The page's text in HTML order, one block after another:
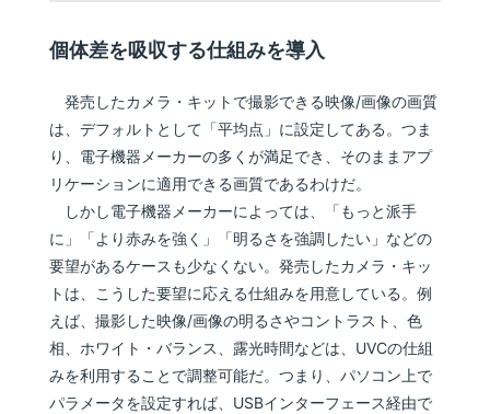
個体差を吸収する仕組みを導入
発売したカメラ・キットで撮影できる映像/画像の画質
は、デフォルトとして「平均点」に設定してある。つま
り、電子機器メーカーの多くが満足でき、そのままアプ
リケーションに適用できる画質であるわけだ。
しかし電子機器メーカーによっては、「もっと派手
に」「より赤みを強く」「明るさを強調したい」などの
要望があるケースも少なくない。発売したカメラ・キッ
トは、こうした要望に応える仕組みを用意している。例
えば、撮影した映像/画像の明るさやコントラスト、色
相、ホワイト・バランス、露光時間などは、UVCの仕組
みを利用することで調整可能だ。つまり、パソコン上で
パラメータを設定すれば、USBインターフェース経由で